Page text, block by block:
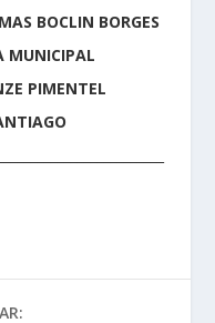
BOCLIN BORGES
MUNICIPAL
PIMENTEL